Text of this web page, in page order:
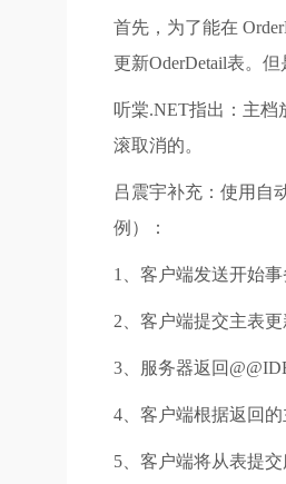
首先，为了能在
更新OderDetail表。
听棠.NET指出：主
滚取消的。
吕震宇补充：使用自
例）：
1、客户端发送开始
2、客户端提交主表更
3、服务器返回
4、客户端根据返回
5、客户端将从表提